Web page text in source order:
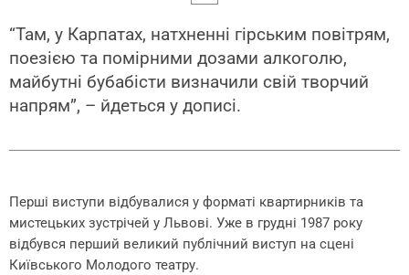
“Там, у Карпатах, натхненні гірським повітрям,
поезією та помірними дозами алкоголю,
майбутні бубабісти визначили свій творчий
напрям”, – йдеться у дописі.
Перші виступи відбувалися у форматі квартирників та
мистецьких зустрічей у Львові. Уже в грудні 1987 року
відбувся перший великий публічний виступ на сцені
Київського Молодого театру.